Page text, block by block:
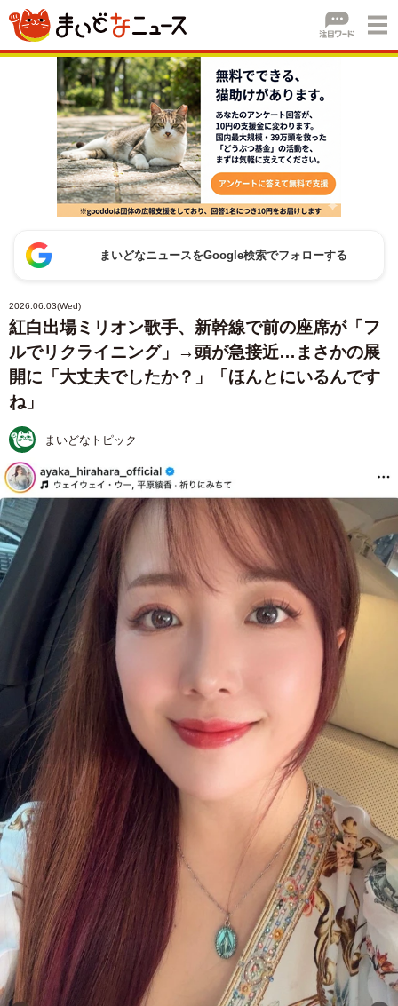
まいどなニュースをGoogle検索でフォローする
2026.06.03(Wed)
紅白出場ミリオン歌手、新幹線で前の座席が「フ
ルでリクライニング」→頭が急接近…まさかの展
開に「大丈夫でしたか？」「ほんとにいるんです
ね」
まいどなトピック